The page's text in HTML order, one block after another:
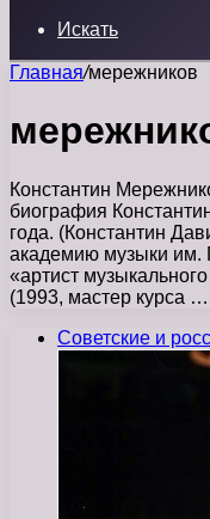
Искать
Главная/мережников
Константин
биография
года. (Константин
академию музыки им.
«артист
(1993, мастер курса …
Советские и